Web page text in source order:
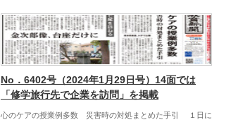
No．6402号（2024年1月29日号）14面では
「修学旅行先で企業を訪問」を掲載
心のケアの授業例多数 災害時の対処まとめた手引 １日に